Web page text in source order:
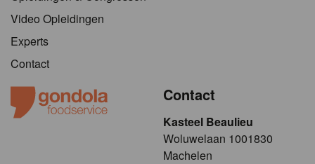
Video Opleidingen
Experts
Contact
Contact
Kasteel Beaulieu
​​​Woluwelaan 1001830
Machelen